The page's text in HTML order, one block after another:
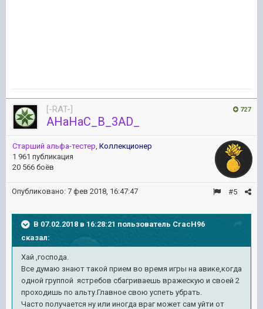
727
[-RAT-]
AHaHaC_B_3AD_
Старший альфа-тестер, Коллекционер
1 961 публикация
20 566 боёв
#5
Опубликовано: 7 фев 2018, 16:47:47
В 07.02.2018 в 16:28:21 пользователь CracH96
сказал:
Хай ,господа.
Все думаю знают такой прием во время игры на авике,когда
одной группой ястребов сбагриваешь вражескую и своей 2
проходишь по альту.Главное свою успеть убрать.
Часто получается ну или иногда враг может сам уйти от